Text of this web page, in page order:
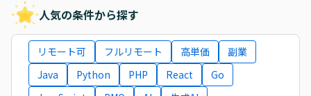
人気の条件から探す
リモート可 フルリモート 高単価
副業
Java
Python PHP React
Go